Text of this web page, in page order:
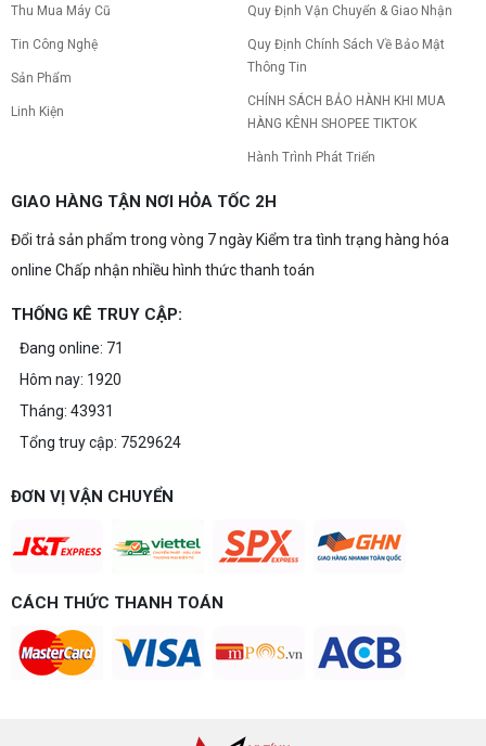
Thu Mua Máy Cũ
Tin Công Nghệ
Sản Phẩm
Linh Kiện
Quy Định Vận Chuyển & Giao Nhận
Quy Định Chính Sách Về Bảo Mật
Thông Tin
CHÍNH SÁCH BẢO HÀNH KHI MUA
HÀNG KÊNH SHOPEE TIKTOK
Hành Trình Phát Triển
GIAO HÀNG TẬN NƠI HỎA TỐC 2H
Đổi trả sản phẩm trong vòng 7 ngày Kiểm tra tình trạng hàng hóa
online Chấp nhận nhiều hình thức thanh toán
THỐNG KÊ TRUY CẬP:
Đang online: 71
Hôm nay: 1920
Tháng: 43931
Tổng truy cập: 7529624
ĐƠN VỊ VẬN CHUYỂN
CÁCH THỨC THANH TOÁN